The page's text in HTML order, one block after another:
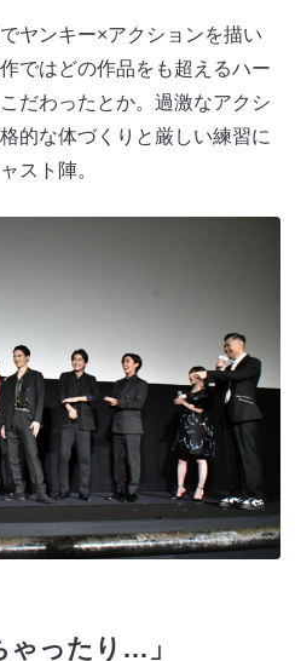
ヤンキー×アクションを描い
ではどの作品をも超えるハー
だわったとか。過激なアクシ
的な体づくりと厳しい練習に
スト陣。
ゃったり…」